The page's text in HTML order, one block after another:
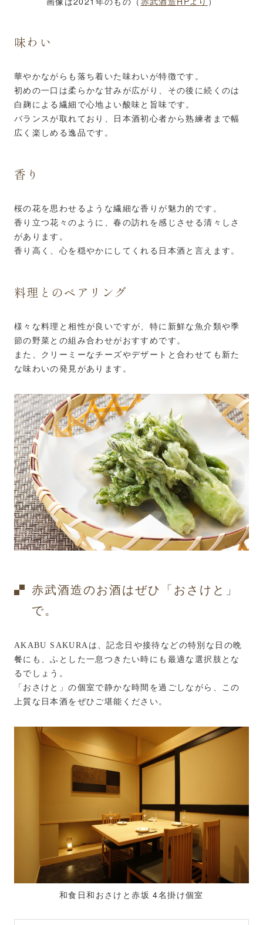
味わい
華やかながらも落ち着いた味わいが特徴です。
初めの一口は柔らかな甘みが広がり、その後に続くのは
白麹による繊細で心地よい酸味と旨味です。
バランスが取れており、日本酒初心者から熟練者まで幅
広く楽しめる逸品です。
香り
桜の花を思わせるような繊細な香りが魅力的です。
香り立つ花々のように、春の訪れを感じさせる清々しさ
があります。
香り高く、心を穏やかにしてくれる日本酒と言えます。
料理とのペアリング
様々な料理と相性が良いですが、特に新鮮な魚介類や季
節の野菜との組み合わせがおすすめです。
また、クリーミーなチーズやデザートと合わせても新た
な味わいの発見があります。
赤武酒造のお酒はぜひ「おさけと」
で。
AKABU SAKURAは、記念日や接待などの特別な日の晩
餐にも、ふとした一息つきたい時にも最適な選択肢とな
るでしょう。
「おさけと」の個室で静かな時間を過ごしながら、この
上質な日本酒をぜひご堪能ください。
和食日和おさけと赤坂 4名掛け個室